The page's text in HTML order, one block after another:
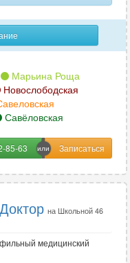
96
3
сустава) 12
Марьина Роща
Новослободская
Савёловская
85-63
на Школьной 46
медицинский